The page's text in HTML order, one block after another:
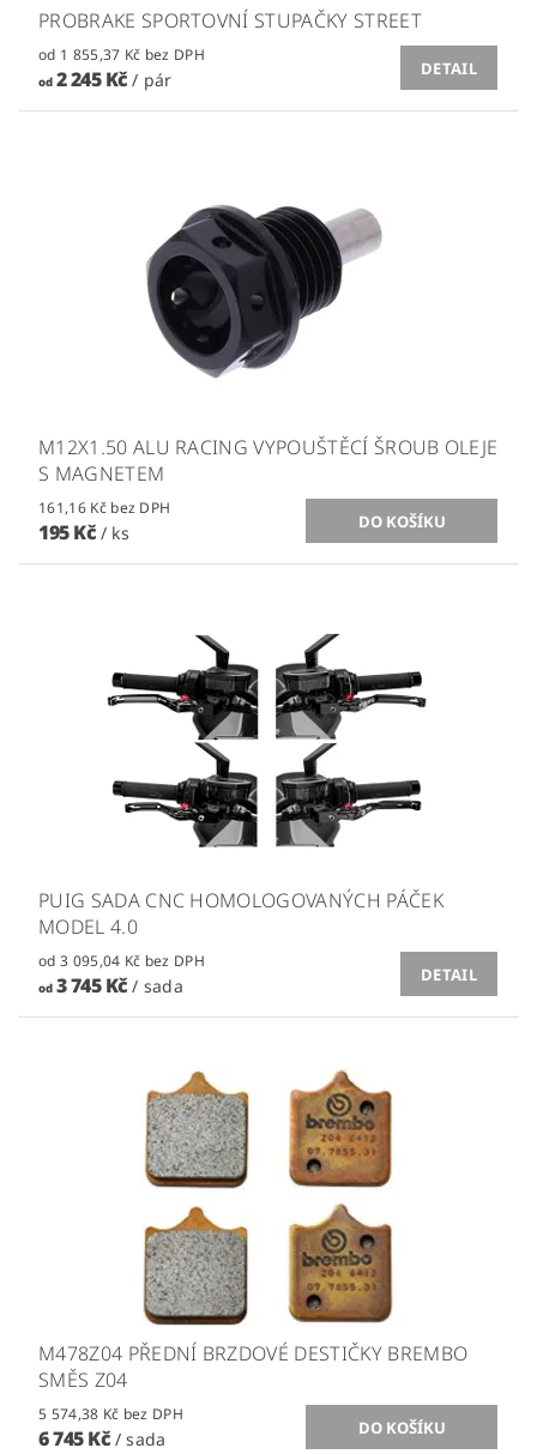
PROBRAKE SPORTOVNÍ STUPAČKY STREET
od 1 855,37 Kč bez DPH
od2 245 Kč/ pár
DETAIL
M12X1.50 ALU RACING VYPOUŠTĚCÍ ŠROUB OLEJE
S MAGNETEM
161,16 Kč bez DPH
195 Kč / ks
PUIG SADA CNC HOMOLOGOVANÝCH PÁČEK
MODEL 4.0
od 3 095,04 Kč bez DPH
od3 745 Kč/ sada
DETAIL
M478Z04 PŘEDNÍ BRZDOVÉ DESTIČKY BREMBO
SMĚS Z04
5 574,38 Kč bez DPH
6 745 Kč / sada